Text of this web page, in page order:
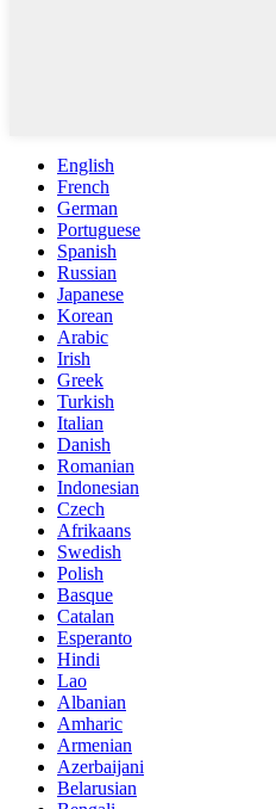
English
French
German
Portuguese
Spanish
Russian
Japanese
Korean
Arabic
Irish
Greek
Turkish
Italian
Danish
Romanian
Indonesian
Czech
Afrikaans
Swedish
Polish
Basque
Catalan
Esperanto
Hindi
Lao
Albanian
Amharic
Armenian
Azerbaijani
Belarusian